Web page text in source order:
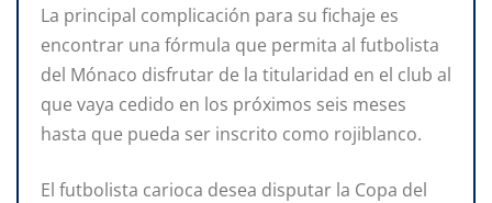
La principal complicación para su fichaje es
encontrar una fórmula que permita al futbolista
del Mónaco disfrutar de la titularidad en el club al
que vaya cedido en los próximos seis meses
hasta que pueda ser inscrito como rojiblanco.
El futbolista carioca desea disputar la Copa del